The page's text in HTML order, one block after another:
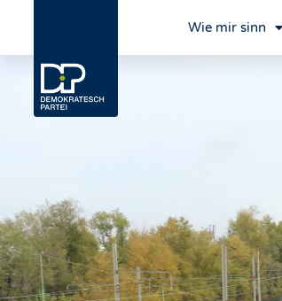
Wie mir sinn